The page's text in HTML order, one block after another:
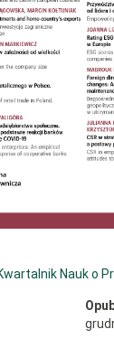
Nauk o